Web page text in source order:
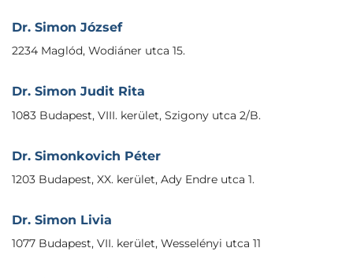
Dr. Simon József
2234 Maglód, Wodiáner utca 15.
Dr. Simon Judit Rita
1083 Budapest, VIII. kerület, Szigony utca 2/B.
Dr. Simonkovich Péter
1203 Budapest, XX. kerület, Ady Endre utca 1.
Dr. Simon Livia
1077 Budapest, VII. kerület, Wesselényi utca 11